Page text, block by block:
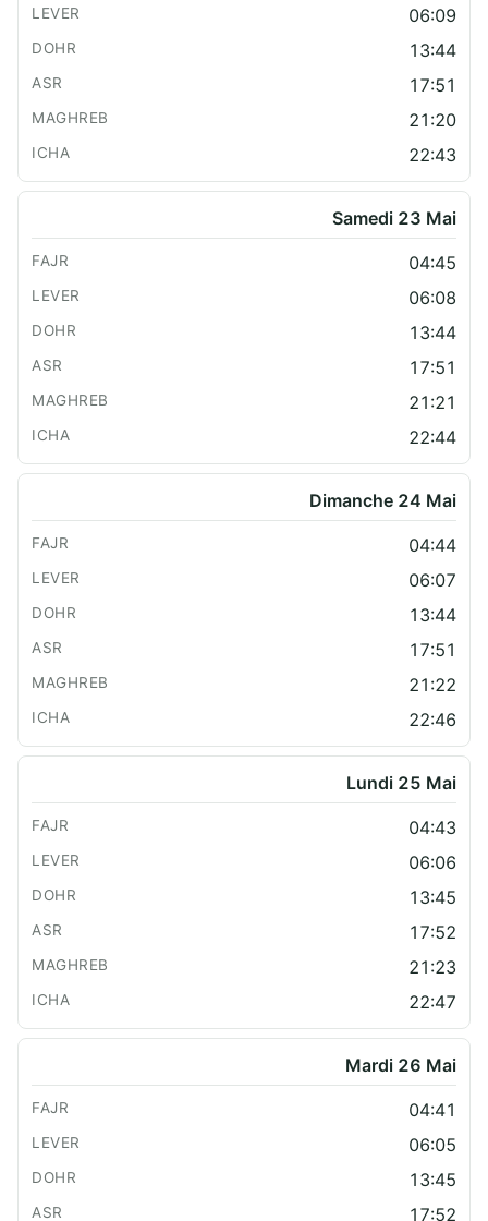
06:09
13:44
17:51
21:20
22:43
Samedi 23 Mai
04:45
06:08
13:44
17:51
21:21
22:44
Dimanche 24 Mai
04:44
06:07
13:44
17:51
21:22
22:46
Lundi 25 Mai
04:43
06:06
13:45
17:52
21:23
22:47
Mardi 26 Mai
04:41
06:05
13:45
17:52